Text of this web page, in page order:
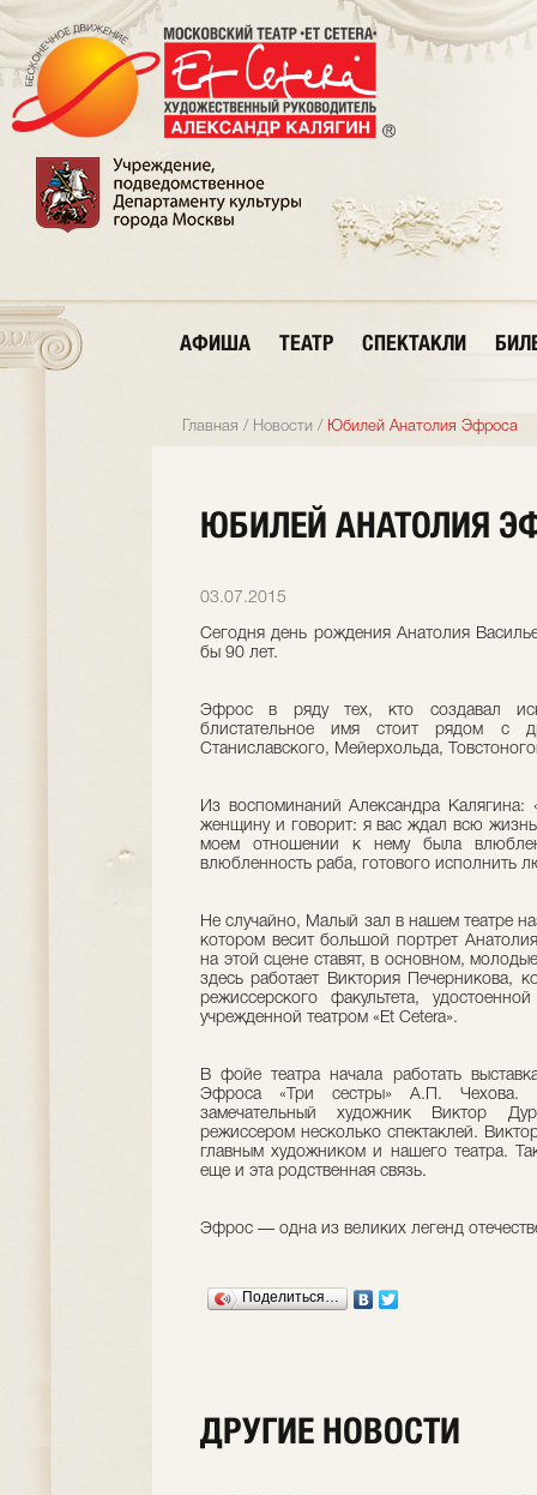
АФИША ТЕАТР СПЕКТАКЛИ
Главная / Новости / Юбилей Анатолия Эфроса
ЮБИЛЕЙ АНАТОЛИЯ
03.07.2015
Сегодня день рождения Анатолия
бы 90 лет.
Эфрос в ряду тех, кто создавал
блистательное имя стоит рядом с
Станиславского, Мейерхольда,
Из воспоминаний Александра Калягина:
женщину и говорит: я вас ждал всю
моем отношении к нему была
влюбленность раба, готового исполнить
Не случайно, Малый зал в нашем театре
котором весит большой портрет
на этой сцене ставят, в основном,
здесь работает Виктория Печерникова,
режиссерского факультета,
учрежденной театром «Et Cetera».
В фойе театра начала работать
Эфроса «Три сестры» А.П. Чехова.
замечательный художник Виктор
режиссером несколько спектаклей.
главным художником и нашего театра.
еще и эта родственная связь.
Эфрос — одна из великих легенд
Поделиться…
ДРУГИЕ НОВОСТИ